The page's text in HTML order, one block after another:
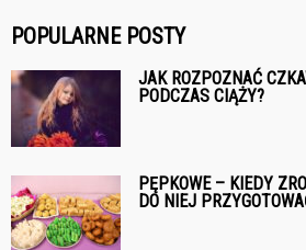
POPULARNE POSTY
JAK ROZPOZNAĆ
PODCZAS CIĄŻY?
PĘPKOWE – KIEDY
DO NIEJ